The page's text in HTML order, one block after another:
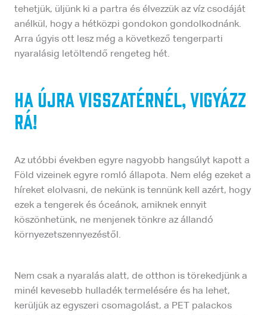
tehetjük, üljünk ki a partra és élvezzük az víz csodáját
anélkül, hogy a hétközpi gondokon gondolkodnánk.
Arra úgyis ott lesz még a következő tengerparti
nyaralásig letöltendő rengeteg hét.
Ha újra visszatérnél, vigyázz
rá!
Az utóbbi években egyre nagyobb hangsúlyt kapott a
Föld vizeinek egyre romló állapota. Nem elég ezeket a
híreket elolvasni, de nekünk is tennünk kell azért, hogy
ezek a tengerek és óceánok, amiknek ennyit
köszönhetünk, ne menjenek tönkre az állandó
környezetszennyezéstől.
Nem csak a nyaralás alatt, de otthon is törekedjünk a
minél kevesebb hulladék termelésére és ha lehet,
kerüljük az egyszeri csomagolást, a PET palackos